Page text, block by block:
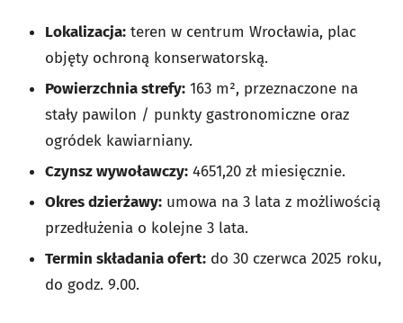
Lokalizacja: teren w centrum Wrocławia, plac
objęty ochroną konserwatorską.
Powierzchnia strefy: 163 m², przeznaczone na
stały pawilon / punkty gastronomiczne oraz
ogródek kawiarniany.
Czynsz wywoławczy: 4651,20 zł miesięcznie.
Okres dzierżawy: umowa na 3 lata z możliwością
przedłużenia o kolejne 3 lata.
Termin składania ofert: do 30 czerwca 2025 roku,
do godz. 9.00.